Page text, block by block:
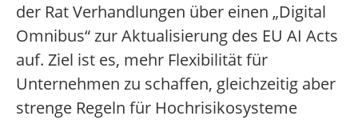
der Rat Verhandlungen über einen „Digital
Omnibus“ zur Aktualisierung des EU AI Acts
auf. Ziel ist es, mehr Flexibilität für
Unternehmen zu schaffen, gleichzeitig aber
strenge Regeln für Hochrisikosysteme